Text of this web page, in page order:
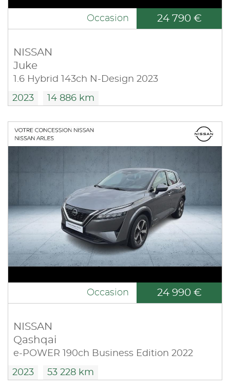
Occasion 24 790 €
NISSAN
Juke
1.6 Hybrid 143ch N-Design 2023
2023 14 886 km
Occasion 24 990 €
NISSAN
Qashqai
e-POWER 190ch Business Edition 2022
2023 53 228 km